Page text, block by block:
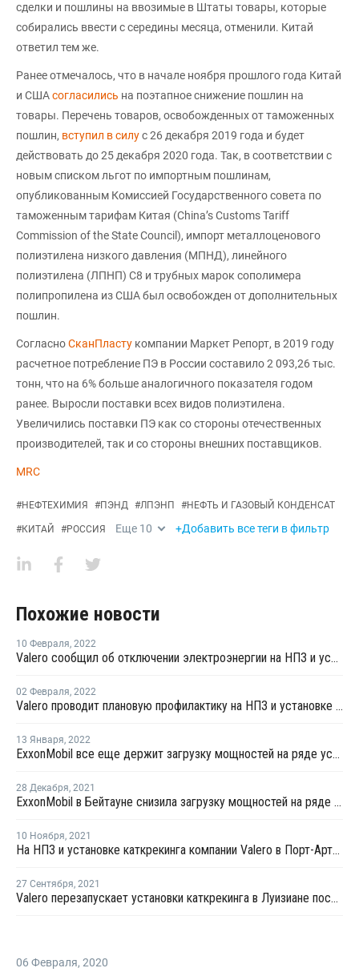
сделки и пошлины на ввозимые в Штаты товары, которые
собирались ввести с середины месяца, отменили. Китай
ответил тем же.
Ранее отмечалось, что в начале ноября прошлого года Китай
и СШАсогласились на поэтапное снижение пошлин на
товары. Перечень товаров, освобожденных от таможенных
пошлин, вступил в силус 26 декабря 2019 года и будет
действовать до 25 декабря 2020 года. Так, в соответствии с
новым списком льгот по импортным пошлинам,
опубликованным Комиссией Государственного совета по
таможенным тарифам Китая (China’s Customs Tariff
Commission of the State Council), импорт металлоценового
полиэтилена низкого давления (МПНД), линейного
полиэтилена (ЛПНП) С8 и трубных марок сополимера
полипропилена из США был освобожден от дополнительных
пошлин.
СогласноСканПласту компании Маркет Репорт, в 2019 году
расчетное потребление ПЭ в России составило 2 093,26 тыс.
тонн, что на 6% больше аналогичного показателя годом
ранее. Выросли поставки всех видов полиэтилена.
Увеличились поставки ПЭ как со стороны отечественных
производителей, так и со стороны внешних поставщиков.
MRC
#НЕФТЕХИМИЯ #ПЭНД #ЛПЭНП #НЕФТЬ И ГАЗОВЫЙ КОНДЕНСАТ
#КИТАЙ #РОССИЯ Еще 10 +Добавить все теги в фильтр
Похожие новости
10 Февраля, 2022
Valero сообщил об отключении электроэнергии на НПЗ и установках пропилена в Хьюстоне
02 Февраля, 2022
Valero проводит плановую профилактику на НПЗ и установке каткрекинга в Техасе
13 Января, 2022
ExxonMobil все еще держит загрузку мощностей на ряде установок в Бейтауне на низком уровне после пожара
28 Декабря, 2021
ExxonMobil в Бейтауне снизила загрузку мощностей на ряде установок в Бейтауне после пожара
10 Ноября, 2021
На НПЗ и установке каткрекинга компании Valero в Порт-Артуре произошел технологический сбой
27 Сентября, 2021
Valero перезапускает установки каткрекинга в Луизиане после урагана "Ида"
06 Февраля, 2020